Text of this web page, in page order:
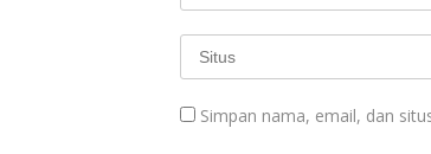
Simpan nama, email, dan